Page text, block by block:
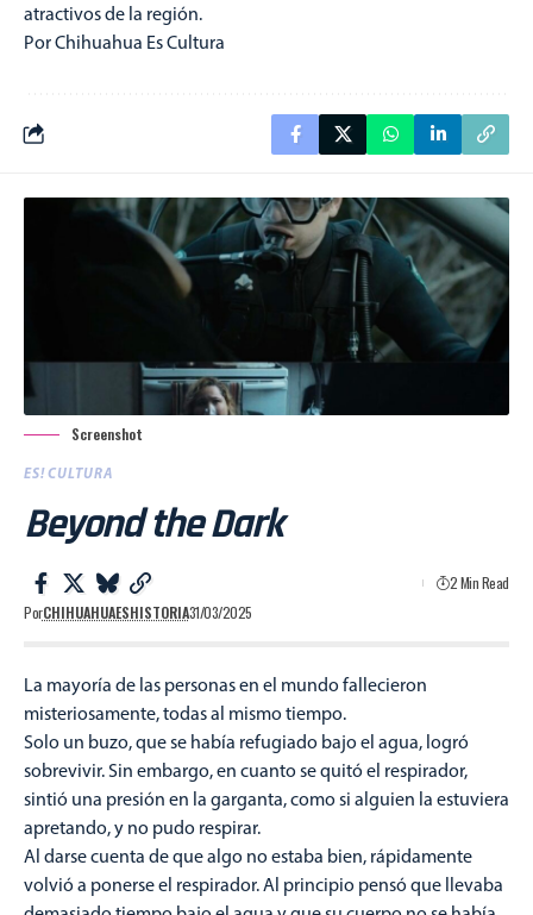
atractivos de la región.
Por Chihuahua Es Cultura
Screenshot
ES! CULTURA
Beyond the Dark
PorCHIHUAHUAESHISTORIA31/03/2025
2 Min Read
La mayoría de las personas en el mundo fallecieron
misteriosamente, todas al mismo tiempo.
Solo un buzo, que se había refugiado bajo el agua, logró
sobrevivir. Sin embargo, en cuanto se quitó el respirador,
sintió una presión en la garganta, como si alguien la estuviera
apretando, y no pudo respirar.
Al darse cuenta de que algo no estaba bien, rápidamente
volvió a ponerse el respirador. Al principio pensó que llevaba